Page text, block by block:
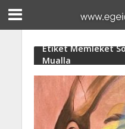
Etiket Memleket
Mualla